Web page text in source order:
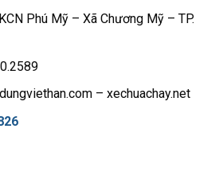
Phú Mỹ – Xã Chương Mỹ – TP.
– xechuachay.net